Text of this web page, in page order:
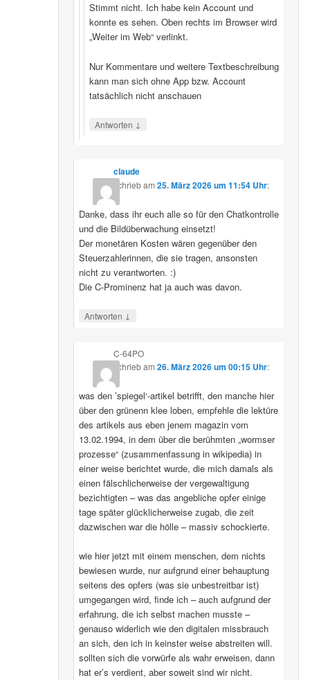
Stimmt nicht. Ich habe kein Account und
konnte es sehen. Oben rechts im Browser wird
„Weiter im Web“ verlinkt.
Nur Kommentare und weitere Textbeschreibung
kann man sich ohne App bzw. Account
tatsächlich nicht anschauen
Antworten ↓
claude
schriebam 25. März 2026 um 11:54 Uhr:
Danke, dass ihr euch alle so für den Chatkontrolle
und die Bildüberwachung einsetzt!
Der monetären Kosten wären gegenüber den
Steuerzahlerinnen, die sie tragen, ansonsten
nicht zu verantworten. :)
Die C-Prominenz hat ja auch was davon.
Antworten ↓
C-64PO
schriebam 26. März 2026 um 00:15 Uhr:
was den ’spiegel‘-artikel betrifft, den manche hier
über den grünenn klee loben, empfehle die lektüre
des artikels aus eben jenem magazin vom
13.02.1994, in dem über die berühmten „wormser
prozesse“ (zusammenfassung in wikipedia) in
einer weise berichtet wurde, die mich damals als
einen fälschlicherweise der vergewaltigung
bezichtigten – was das angebliche opfer einige
tage später glücklicherweise zugab, die zeit
dazwischen war die hölle – massiv schockierte.
wie hier jetzt mit einem menschen, dem nichts
bewiesen wurde, nur aufgrund einer behauptung
seitens des opfers (was sie unbestreitbar ist)
umgegangen wird, finde ich – auch aufgrund der
erfahrung, die ich selbst machen musste –
genauso widerlich wie den digitalen missbrauch
an sich, den ich in keinster weise abstreiten will.
sollten sich die vorwürfe als wahr erweisen, dann
hat er’s verdient, aber soweit sind wir nicht.